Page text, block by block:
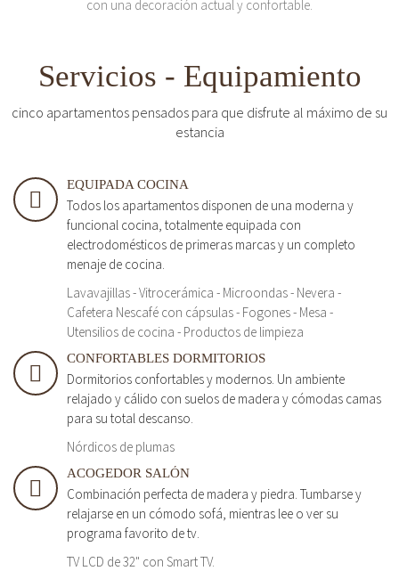
con una decoración actual y confortable.
Servicios - Equipamiento
cinco apartamentos pensados para que disfrute al máximo de su
estancia
EQUIPADA COCINA
Todos los apartamentos disponen de una moderna y
funcional cocina, totalmente equipada con
electrodomésticos de primeras marcas y un completo
menaje de cocina.
Lavavajillas - Vitrocerámica - Microondas - Nevera -
Cafetera Nescafé con cápsulas - Fogones - Mesa -
Utensilios de cocina - Productos de limpieza
CONFORTABLES DORMITORIOS
Dormitorios confortables y modernos. Un ambiente
relajado y cálido con suelos de madera y cómodas camas
para su total descanso.
Nórdicos de plumas
ACOGEDOR SALÓN
Combinación perfecta de madera y piedra. Tumbarse y
relajarse en un cómodo sofá, mientras lee o ver su
programa favorito de tv.
TV LCD de 32" con Smart TV.